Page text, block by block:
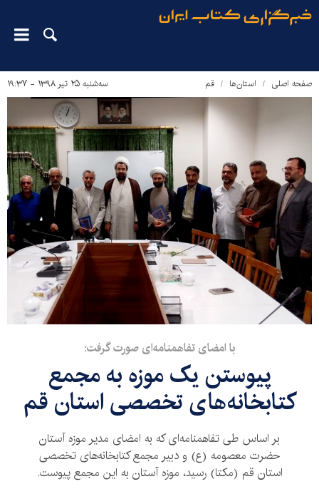
صفحه اصلی استان‌ها قم سه‌شنبه ۲۵ تیر ۱۳۹۸ - ۱۹:۳۷
با امضای تفاهمنامه‌ای صورت گرفت:
پیوستن یک موزه به مجمع
کتابخانه‌های تخصصی استان قم
بر اساس طی تفاهمنامه‌ای که به امضای مدیر موزه آستان
حضرت معصومه (ع) و دبیر مجمع کتابخانه‌های تخصصی
استان قم (مکتا) رسید، موزه آستان به این مجمع پیوست.